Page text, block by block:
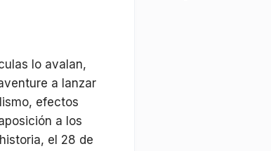
lo avalan,
a lanzar
efectos
a los
el 28 de